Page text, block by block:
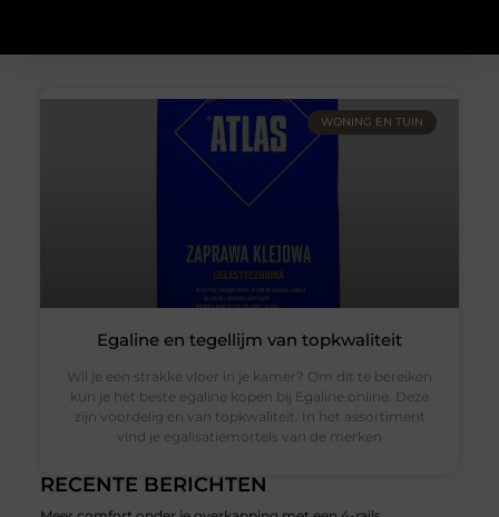
RECENTE BERICHTEN
WONING EN TUIN
Egaline en tegellijm van topkwaliteit
Wil je een strakke vloer in je kamer? Om dit te bereiken
kun je het beste egaline kopen bij Egaline.online. Deze
zijn voordelig en van topkwaliteit. In het assortiment
vind je egalisatiemortels van de merken